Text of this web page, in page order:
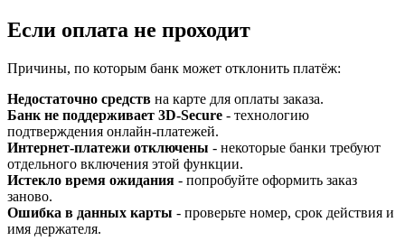
Если оплата не проходит
Причины, по которым банк может отклонить платёж:
Недостаточно средств на карте для оплаты заказа.
Банк не поддерживает 3D-Secure - технологию
подтверждения онлайн-платежей.
Интернет-платежи отключены - некоторые банки требуют
отдельного включения этой функции.
Истекло время ожидания - попробуйте оформить заказ
заново.
Ошибка в данных карты - проверьте номер, срок действия и
имя держателя.